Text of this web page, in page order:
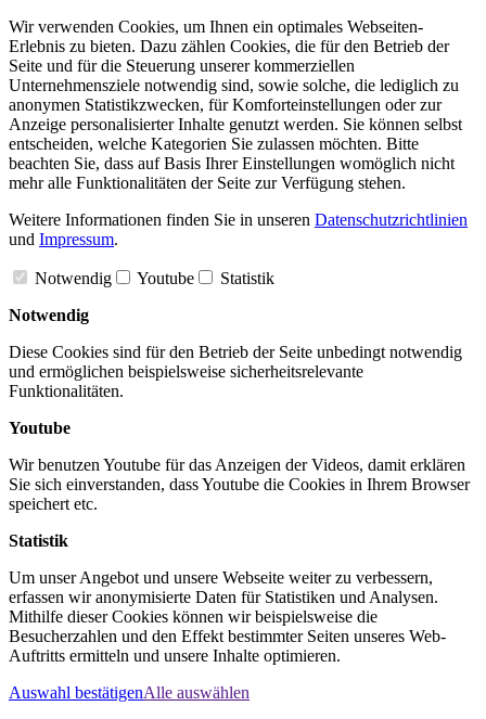
Wir verwenden Cookies, um Ihnen ein optimales Webseiten-
Erlebnis zu bieten. Dazu zählen Cookies, die für den Betrieb der
Seite und für die Steuerung unserer kommerziellen
Unternehmensziele notwendig sind, sowie solche, die lediglich zu
anonymen Statistikzwecken, für Komforteinstellungen oder zur
Anzeige personalisierter Inhalte genutzt werden. Sie können selbst
entscheiden, welche Kategorien Sie zulassen möchten. Bitte
beachten Sie, dass auf Basis Ihrer Einstellungen womöglich nicht
mehr alle Funktionalitäten der Seite zur Verfügung stehen.
Weitere Informationen finden Sie in unseren Datenschutzrichtlinien
und Impressum.
Notwendig Youtube
Statistik
Notwendig
Diese Cookies sind für den Betrieb der Seite unbedingt notwendig
und ermöglichen beispielsweise sicherheitsrelevante
Funktionalitäten.
Youtube
Wir benutzen Youtube für das Anzeigen der Videos, damit erklären
Sie sich einverstanden, dass Youtube die Cookies in Ihrem Browser
speichert etc.
Statistik
Um unser Angebot und unsere Webseite weiter zu verbessern,
erfassen wir anonymisierte Daten für Statistiken und Analysen.
Mithilfe dieser Cookies können wir beispielsweise die
Besucherzahlen und den Effekt bestimmter Seiten unseres Web-
Auftritts ermitteln und unsere Inhalte optimieren.
Auswahl bestätigenAlle auswählen